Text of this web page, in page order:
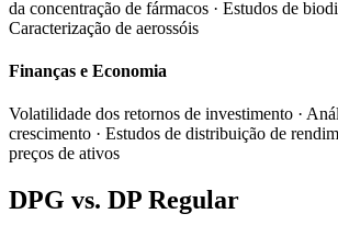
da concentração de fármacos · Estudos de
Caracterização de aerossóis
Finanças e Economia
Volatilidade dos retornos de investimento ·
crescimento · Estudos de distribuição de
preços de ativos
DPG vs. DP Regular